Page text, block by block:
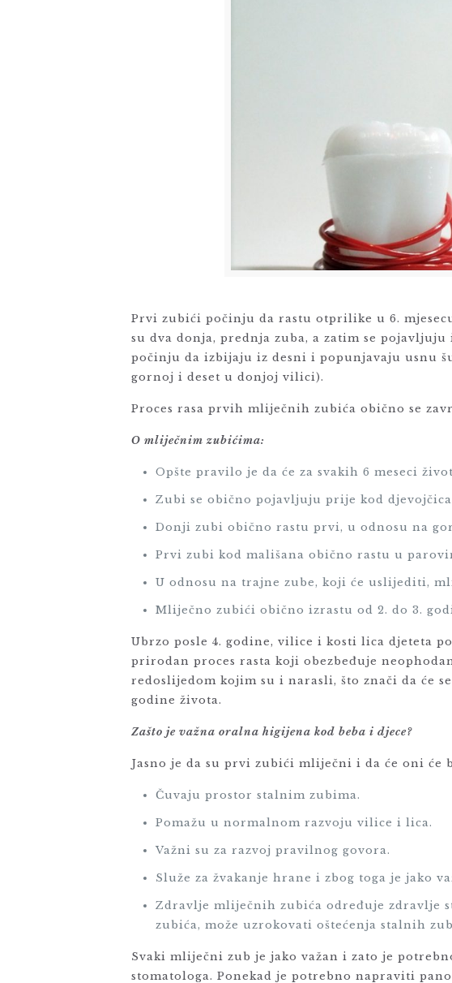
Prvi zubići počinju da rastu otprilike u 6.
su dva donja, prednja zuba, a zatim se
počinju da izbijaju iz desni i popunjavaju usnu
gornoj i deset u donjoj vilici).
Proces rasa prvih mliječnih zubića obično se
O mliječnim zubićima:
Opšte pravilo je da će za svakih 6 meseci
Zubi se obično pojavljuju prije kod djevojčica
Donji zubi obično rastu prvi, u odnosu na
Prvi zubi kod mališana obično rastu u
U odnosu na trajne zube, koji će uslijediti,
Mliječno zubići obično izrastu od 2. do 3.
Ubrzo posle 4. godine, vilice i kosti lica djeteta
prirodan proces rasta koji obezbeđuje
redoslijedom kojim su i narasli, što znači da će
godine života.
Zašto je važna oralna higijena kod beba i djece?
Jasno je da su prvi zubići mliječni i da će oni
Čuvaju prostor stalnim zubima.
Pomažu u normalnom razvoju vilice i lica.
Važni su za razvoj pravilnog govora.
Služe za žvakanje hrane i zbog toga je jako
Zdravlje mliječnih zubića određuje zdravlje
zubića, može uzrokovati oštećenja stalnih
Svaki mliječni zub je jako važan i zato je
stomatologa. Ponekad je potrebno napraviti